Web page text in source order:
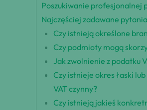
Poszukiwanie profesjonalnej
Najczęściej zadawane pytania
Czy istnieją określone
Czy podmioty mogą
Jak zwolnienie z podatku
Czy istnieje okres łaski
VAT czynny?
Czy istnieją jakieś